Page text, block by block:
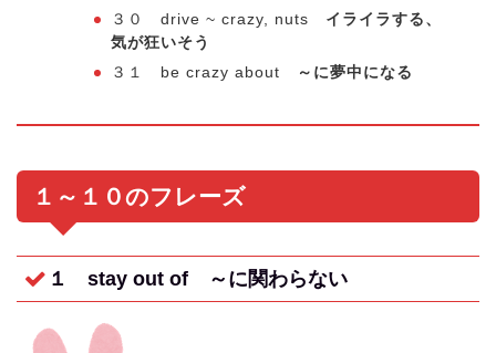
３０ drive ~ crazy, nuts イライラする、
気が狂いそう
３１ be crazy about
～に夢中になる
１～１０のフレーズ
１ stay out of ～に関わらない